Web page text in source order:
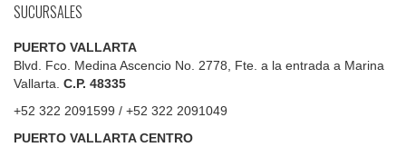
SUCURSALES
PUERTO VALLARTA
Blvd. Fco. Medina Ascencio No. 2778, Fte. a la entrada a Marina
Vallarta. C.P. 48335
+52 322 2091599 / +52 322 2091049
PUERTO VALLARTA CENTRO